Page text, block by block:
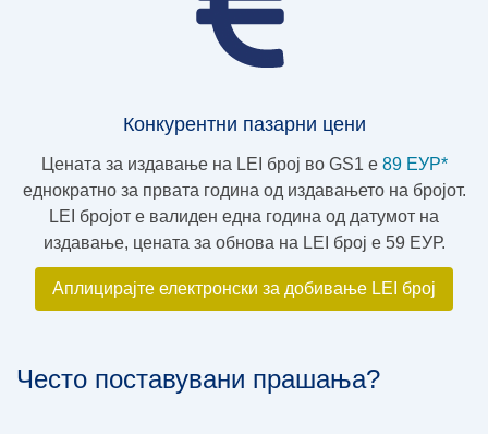
Конкурентни пазарни цени
Цената за издавање на LEI број во GS1 e 89 ЕУР*
еднократно за првата година од издавањето на бројот.
LEI бројот е валиден една година од датумот на
издавање, цената за обнова на LEI број е 59 ЕУР.
Аплицирајте електронски за добивање LEI број
Често поставувани прашања?